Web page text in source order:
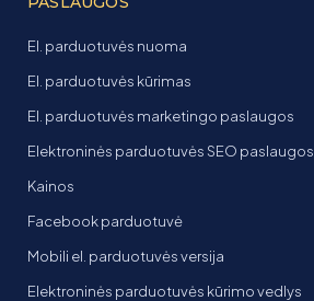
El. parduotuvės nuoma
El. parduotuvės kūrimas
El. parduotuvės marketingo paslaugos
Elektroninės parduotuvės SEO paslaugos
Kainos
Facebook parduotuvė
Mobili el. parduotuvės versija
Elektroninės parduotuvės kūrimo vedlys